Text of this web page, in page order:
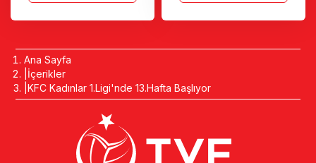
Ana Sayfa
İçerikler
KFC Kadınlar 1.Ligi'nde 13.Hafta Başlıyor